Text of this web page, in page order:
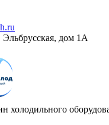
Эльбрусская, дом 1А
холодильного